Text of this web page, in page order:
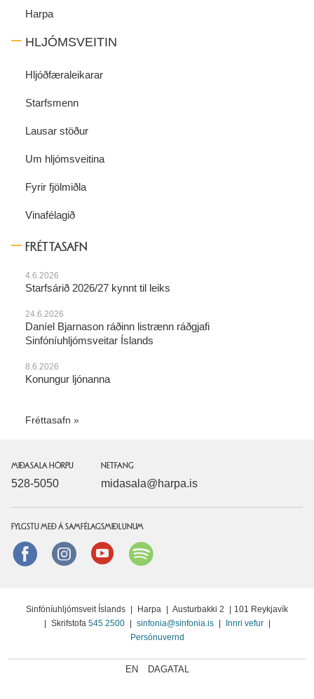
Harpa
HLJÓMSVEITIN
Hljóðfæraleikarar
Starfsmenn
Lausar stöður
Um hljómsveitina
Fyrir fjölmiðla
Vinafélagið
FRÉTTASAFN
4.6.2026
Starfsárið 2026/27 kynnt til leiks
24.6.2026
Daníel Bjarnason ráðinn listrænn ráðgjafi
Sinfóníuhljómsveitar Íslands
8.6.2026
Konungur ljónanna
Fréttasafn
MIÐASALA HÖRPU
528-5050
NETFANG
midasala@harpa.is
FYLGSTU MEÐ Á SAMFÉLAGSMIÐLUNUM
FacebookinstagramYoutube
Sinfóníuhljómsveit Íslands | Harpa | Austurbakki 2 | 101 Reykjavík
| Skrifstofa 545 2500 | sinfonia@sinfonia.is | Innri vefur |
Persónuvernd
EN DAGATAL